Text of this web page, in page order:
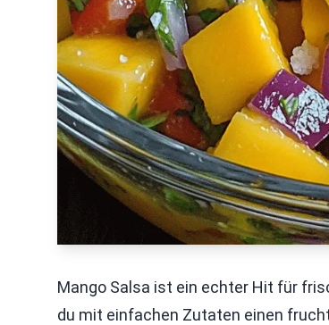
Mango Salsa ist ein echter Hit für
du mit einfachen Zutaten einen